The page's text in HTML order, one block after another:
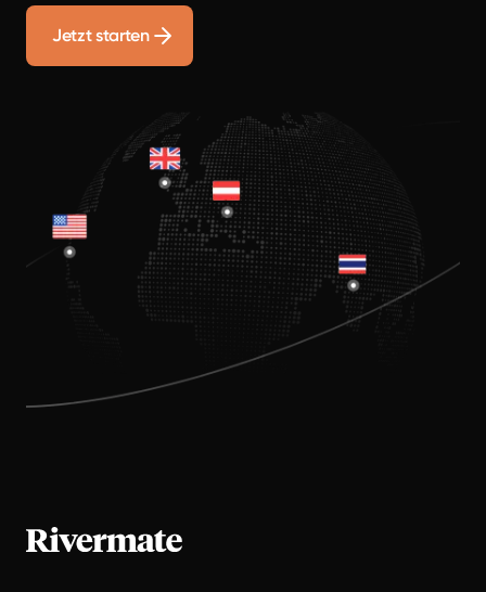
Jetzt starten